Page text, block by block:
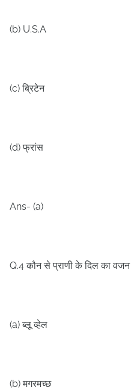
(b) U.S.A
(c)ब्रिटेन
(d)फ्रांस
Ans- (a)
Q.4कौन से प्राणी के दिल का वजन
(a)ब्लू व्हेल
(b)मगरमच्छ